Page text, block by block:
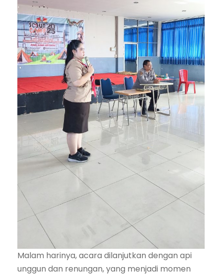
Malam harinya, acara dilanjutkan dengan api
unggun dan renungan, yang menjadi momen